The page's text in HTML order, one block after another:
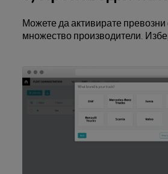
Можете да активирате превозни
множество производители.